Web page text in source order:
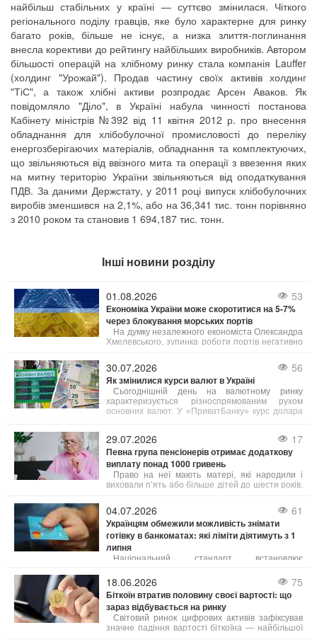
найбільш стабільних у країні — суттєво змінилася. Чіткого
регіонального поділу гравців, яке було характерне для ринку
багато років, більше не існує, а низка злиття-поглинання
внесла корективи до рейтингу найбільших виробників. Автором
більшості операцій на хлібному ринку стала компанія Lauffer
(холдинг "Урожай"). Продав частину своїх активів холдинг
"ТіС", а також хлібні активи розпродає Арсен Аваков. Як
повідомляло "Діло", в Україні набула чинності постанова
Кабінету міністрів №392 від 11 квітня 2012 р. про внесення
обладнання для хлібобулочної промисловості до переліку
енергозберігаючих матеріалів, обладнання та комплектуючих,
що звільняються від ввізного мита та операції з ввезення яких
на митну територію України звільняються від оподаткування
ПДВ. За даними Держстату, у 2011 році випуск хлібобулочних
виробів зменшився на 2,1%, або на 36,341 тис. тонн порівняно
з 2010 роком та становив 1 694,187 тис. тонн.
Інші новини розділу
01.08.2026 53
Економіка України може скоротитися на 5-7%
через блокування морських портів
На думку незалежного економіста Олександра
Хмелевського, зупинка роботи портів негативно
країни, що призведе до зменшення бюджетних
надходжень та зниження добробуту населення.
30.07.2026 56
Як змінилися курси валют в Україні
Сьогоднішній день на валютному ринку
характеризується різноспрямованим рухом
основних валют. У «ПриватБанку» курс долара
зафіксувавшись на позначці 45,05 грн.
29.07.2026 17
Певна група пенсіонерів отримає додаткову
виплату понад 1000 гривень
Право на неї мають матері, які народили і
виховали п’ять або більше дітей до шести років.
Каналі, під вихованням розуміють як рідних, так і
усиновлених дітей.
04.07.2026 61
Українцям обмежили можливість знімати
готівку в банкоматах: які ліміти діятимуть з 1
липня
Національний стандарт встановлює
тисяч гривень з одного банківського рахунку. Це
обмеження стосується як операцій через
банкомати, так і отримання грошей у касах
банків.
18.06.2026 75
Біткоїн втратив половину своєї вартості: що
зараз відбувається на ринку
Світовий ринок цифрових активів зафіксував
значне падіння вартості біткоїна — найбільшої